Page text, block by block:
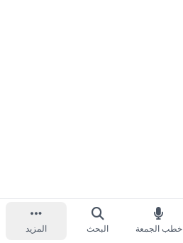
خطب الجمعة البحث المزيد